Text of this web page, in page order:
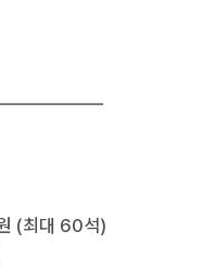
(최대 60석)